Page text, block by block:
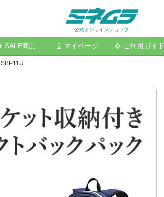
公式オンラインショップ
SALE商品 マイページ ご利用ガイド
検索